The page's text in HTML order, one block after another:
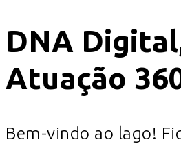
DNA
Atuação
Bem-vindo ao lago!